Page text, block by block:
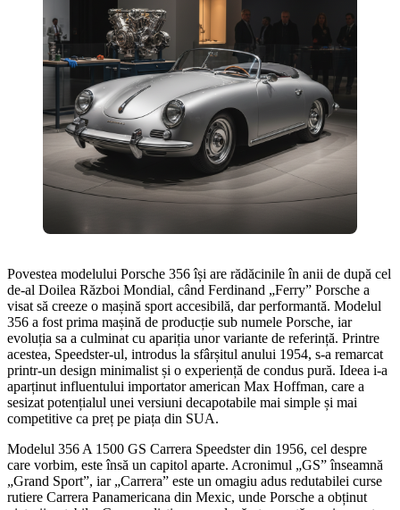
Povestea modelului Porsche 356 își are rădăcinile în anii de după cel
de-al Doilea Război Mondial, când Ferdinand „Ferry” Porsche a
visat să creeze o mașină sport accesibilă, dar performantă. Modelul
356 a fost prima mașină de producție sub numele Porsche, iar
evoluția sa a culminat cu apariția unor variante de referință. Printre
acestea, Speedster-ul, introdus la sfârșitul anului 1954, s-a remarcat
printr-un design minimalist și o experiență de condus pură. Ideea i-a
aparținut influentului importator american Max Hoffman, care a
sesizat potențialul unei versiuni decapotabile mai simple și mai
competitive ca preț pe piața din SUA.
Modelul 356 A 1500 GS Carrera Speedster din 1956, cel despre
care vorbim, este însă un capitol aparte. Acronimul „GS” înseamnă
„Grand Sport”, iar „Carrera” este un omagiu adus redutabilei curse
rutiere Carrera Panamericana din Mexic, unde Porsche a obținut